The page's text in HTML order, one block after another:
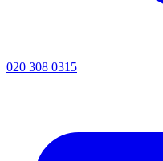
020 308 0315